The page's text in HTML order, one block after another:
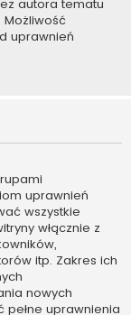
autora tematu
uprawnień
uprawnień
wszystkie
włącznie z
itp. Zakres ich
nowych
uprawnienia